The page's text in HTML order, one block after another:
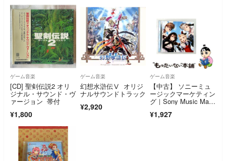
ゲーム音楽
[CD] 聖剣伝説2 オリ
ジナル・サウンド・ヴ
ァージョン 帯付
¥1,800
ゲーム音楽
幻想水滸伝Ⅴ オリジ
ナルサウンドトラック
¥2,920
ゲーム音楽
【中古】 ソニーミュ
ージックマーケティン
グ｜Sony Music Mark
イブリーデフォル
¥1,927